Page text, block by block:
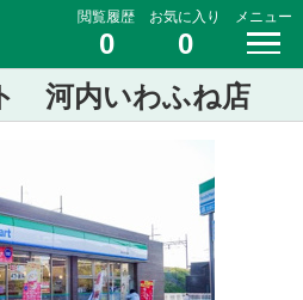
閲覧履歴
0
お気に入り
0
メニュー
河内いわふね店